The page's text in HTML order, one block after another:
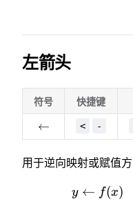
左箭头
符号 快捷键
\leftarrow
← < -
用于逆向映射或赋值方
y ← f(x)